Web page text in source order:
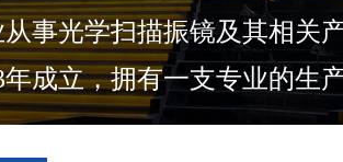
事光学扫描振镜及其相关
年成立，拥有一支专业的生